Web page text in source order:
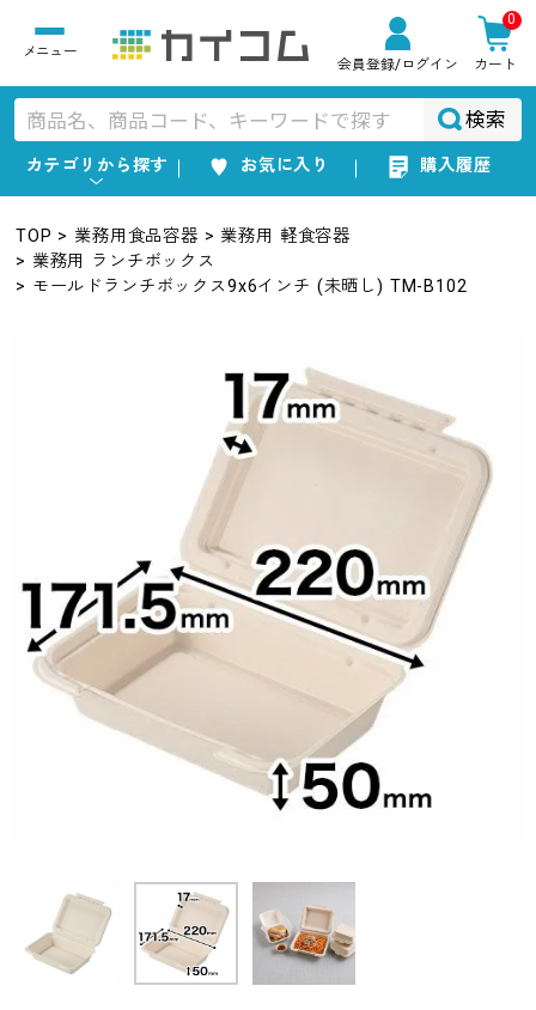
会員登録/ログイン
0
カート
検索
カテゴリから探す お気に入り 購入履歴
TOP 業務用食品容器
業務用 軽食容器
業務用 ランチボックス
モールドランチボックス9x6インチ (未晒し) TM-B102